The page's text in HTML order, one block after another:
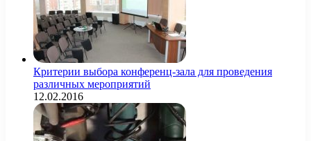
Критерии выбора конференц-зала для проведения
различных мероприятий
12.02.2016